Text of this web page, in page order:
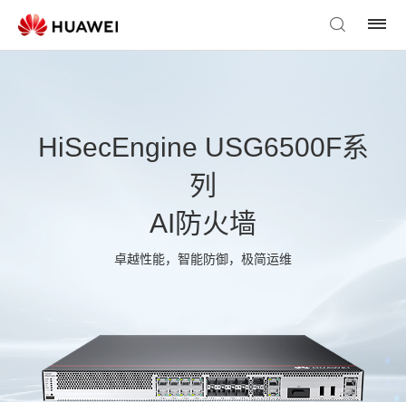
HiSecEngine USG6500F系
列
AI防火墙
卓越性能，智能防御，极简运维